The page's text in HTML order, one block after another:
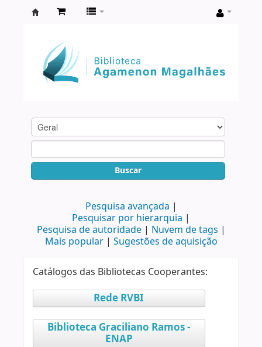
Agamenon
Magalhães
Buscar
Pesquisa avançada
Pesquisar por hierarquia
Pesquisa de autoridade
Nuvem de tags
Mais popular
Sugestões de aquisição
Catálogos das Bibliotecas Cooperantes:
Rede RVBI
Biblioteca Graciliano Ramos -
ENAP